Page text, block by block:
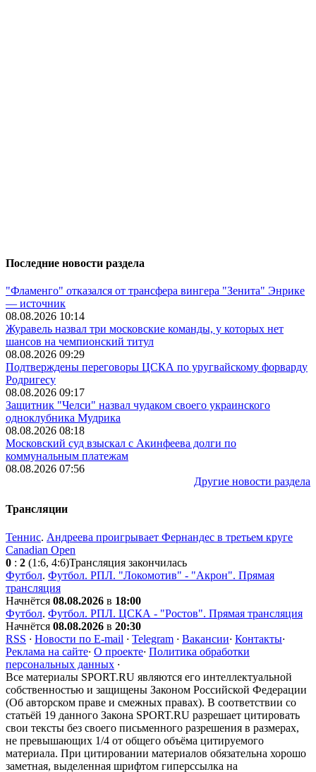
Последние новости раздела
"Фламенго" отказался от трансфера вингера "Зенита" Энрике
— источник
08.08.2026 10:14
Журавель назвал три московские команды, у которых нет
шансов на чемпионский титул
08.08.2026 09:29
Подтверждены переговоры ЦСКА по уругвайскому форварду
Родригесу
08.08.2026 09:17
Защитник "Челси" назвал чудаком своего украинского
одноклубника Мудрика
08.08.2026 08:18
Московский суд взыскал с Акинфеева долги по
коммунальным платежам
08.08.2026 07:56
Другие новости раздела
Трансляции
Теннис. Андреева проигрывает Фернандес в третьем круге
Canadian Open
0 : 2 (1:6, 4:6)Трансляция закончилась
Футбол. Футбол. РПЛ. "Локомотив" - "Акрон". Прямая
трансляция
Начнётся 08.08.2026 в 18:00
Футбол. Футбол. РПЛ. ЦСКА - "Ростов". Прямая трансляция
Начнётся 08.08.2026 в 20:30
RSS · Новости по E-mail · Telegram · Вакансии· Контакты·
Реклама на сайте· О проекте· Политика обработки
персональных данных ·
Все материалы SPORT.RU являются его интеллектуальной
собственностью и защищены Законом Российской Федерации
(Об авторском праве и смежных правах). В соответствии со
статьёй 19 данного Закона SPORT.RU разрешает цитировать
свои тексты без своего письменного разрешения в размерах,
не превышающих 1/4 от общего объёма цитируемого
материала. При цитировании материалов обязательна хорошо
заметная, выделенная шрифтом гиперссылка на